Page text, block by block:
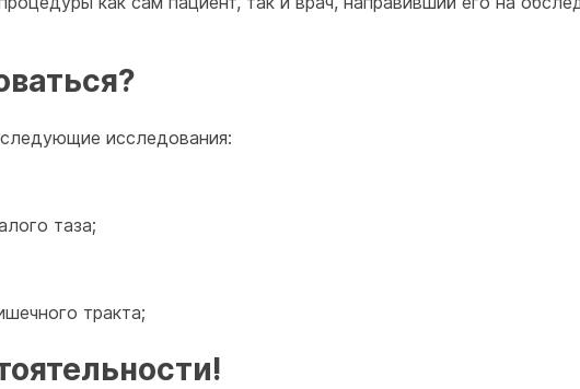
исследования:
таза;
тракта;